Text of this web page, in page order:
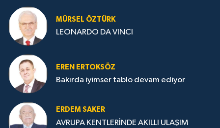
MÜRSEL ÖZTÜRK
LEONARDO DA VINCI
EREN ERTOKSÖZ
Bakırda iyimser tablo devam ediyor
ERDEM SAKER
AVRUPA KENTLERİNDE AKILLI ULAŞIM